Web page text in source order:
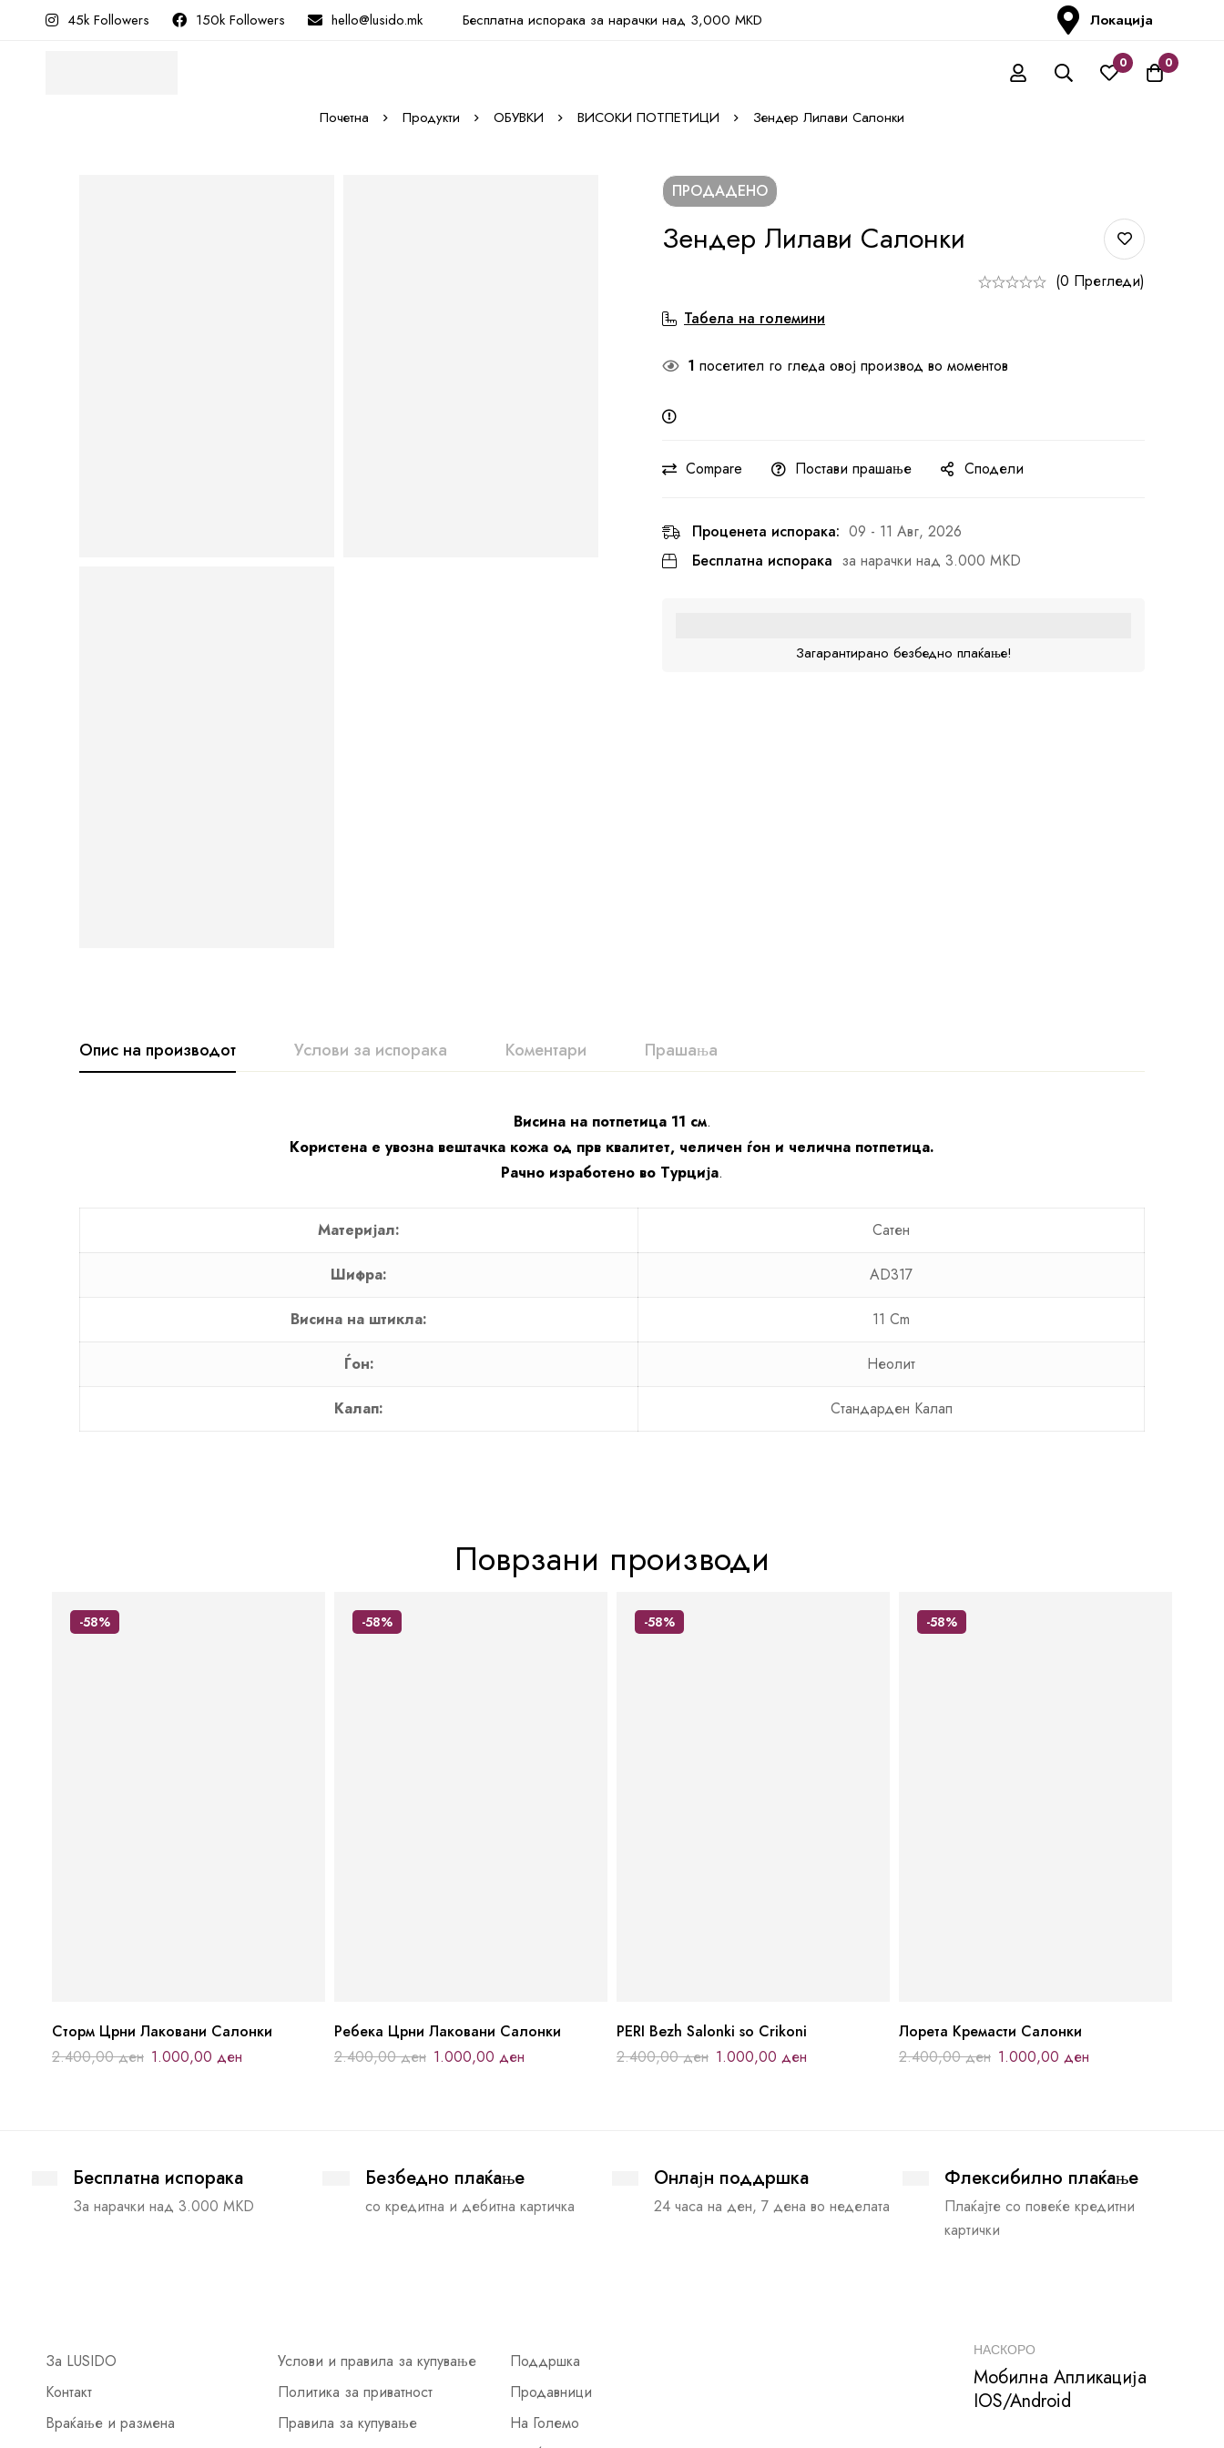
45k Followers 150k Followers hello@lusido.mk Бесплатна испорака за нарачки над 3,000 MKD Локација
0 0
Почетна Продукти ОБУВКИ ВИСОКИ ПОТПЕТИЦИ Зендер Лилави Салонки
ПРОДАДЕНО
Зендер Лилави Салонки
(0 Прегледи)
Табела на големини
1 посетител го гледа овој производ во моментов
Compare Постави прашање Сподели
Проценета испорака: 09 - 11 Авг, 2026
Бесплатна испорака за нарачки над 3.000 MKD
Загарантирано безбедно плаќање!
Опис на производот Услови за испорака Коментари Прашања
Висина на потпетица 11 см.
Користена е увозна вештачка кожа од прв квалитет, челичен ѓон и челична потпетица.
Рачно изработено во Турција.
Материјал: Сатен
Шифра: AD317
Висина на штикла: 11 Cm
Ѓон: Неолит
Калап: Стандарден Калап
Поврзани производи
-58%
Сторм Црни Лаковани Салонки
2.400,00ден 1.000,00 ден
-58%
Ребека Црни Лаковани Салонки
2.400,00ден 1.000,00 ден
-58%
PERI Bezh Salonki so Crikoni
2.400,00ден 1.000,00 ден
-58%
Лорета Кремасти Салонки
2.400,00ден 1.000,00 ден
Бесплатна испорака
За нарачки над 3.000 MKD
Безбедно плаќање
со кредитна и дебитна картичка
Онлајн поддршка
24 часа на ден, 7 дена во неделата
Флексибилно плаќање
Плаќајте со повеќе кредитни
картички
За LUSIDO
Контакт
Враќање и размена
Услови и правила за купување
Политика за приватност
Правила за купување
Поддршка
Продавници
На Големо
НАСКОРО
Мобилна Апликација
IOS/Android